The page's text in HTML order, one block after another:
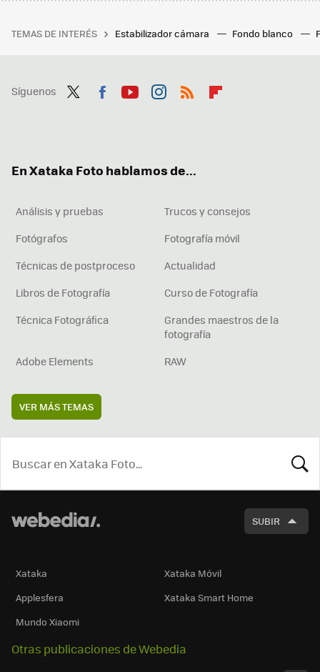
TEMAS DE INTERÉS Estabilizador cámara Fondo blanco
Síguenos
En Xataka Foto hablamos de...
Análisis y pruebas
Trucos y consejos
Fotógrafos
Fotografía móvil
Técnicas de postproceso
Actualidad
Libros de Fotografía
Curso de Fotografía
Técnica Fotográfica
Grandes maestros de la
fotografía
Adobe Elements
RAW
VER MÁS TEMAS
SUBIR
Xataka
Xataka Móvil
Applesfera
Xataka Smart Home
Mundo Xiaomi
Otras publicaciones de Webedia